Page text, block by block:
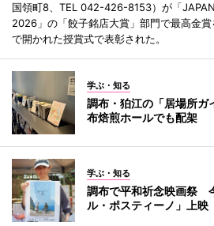
国領町8、TEL 042-426-8153）が「
2026」の「餃子銘店大賞」部門で最高金
で開かれた授賞式で表彰された。
学ぶ・知る
調布・狛江の「居場所
布焙煎ホールでも配架
学ぶ・知る
調布で平和祈念映画祭
ル・ポスティーノ」上映